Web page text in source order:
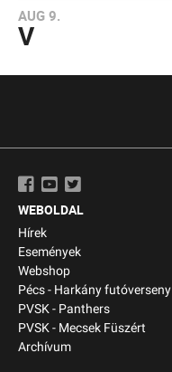
AUG 9.
V
WEBOLDAL
Hírek
Események
Webshop
Pécs - Harkány futóverseny
PVSK - Panthers
PVSK - Mecsek Füszért
Archívum